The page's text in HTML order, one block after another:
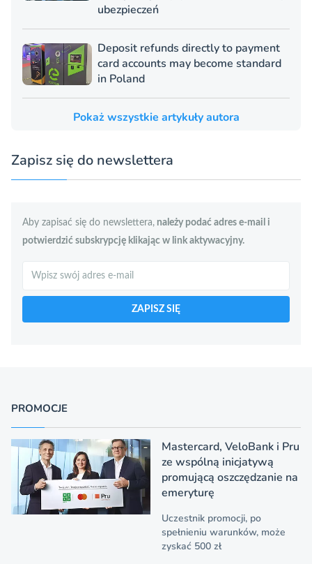
ubezpieczeń
Deposit refunds directly to payment
card accounts may become standard
in Poland
Pokaż wszystkie artykuły autora
Zapisz się do newslettera
Aby zapisać się do newslettera, należy podać adres e-mail i
potwierdzić subskrypcję klikając w link aktywacyjny.
ZAPISZ SIĘ
PROMOCJE
Mastercard, VeloBank i Pru
ze wspólną inicjatywą
promującą oszczędzanie na
emeryturę
Uczestnik promocji, po
spełnieniu warunków, może
zyskać 500 zł